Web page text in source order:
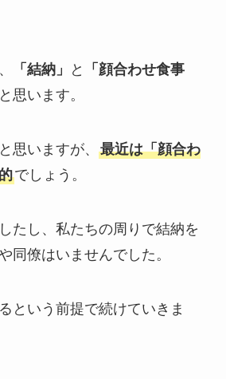
「結納」 と
「顔合わせ食事
思います。
思いますが、 最近は「顔合わ
でしょう。
たし、私たちの周りで結納を
同僚はいませんでした。
という前提で続けていきま